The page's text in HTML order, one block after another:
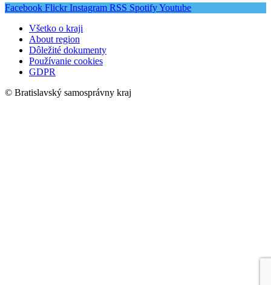
Facebook Flickr Instagram RSS SpotifyYoutube
Všetko o kraji
About region
Dôležité dokumenty
Používanie cookies
GDPR
© Bratislavský samosprávny kraj